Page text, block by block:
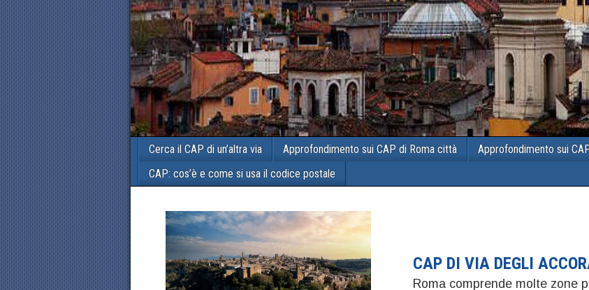
Cerca il CAP di un’altra via Approfondimento sui CAP di Roma città
Approfondimento sui
CAP: cos’è e come si usa il codice postale
CAP DI VIA DEGLI
Roma comprende molte zone